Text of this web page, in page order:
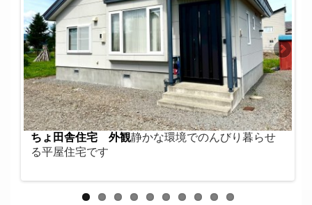
ちょ田舎住宅 外観静かな環境でのんびり暮らせ
る平屋住宅です